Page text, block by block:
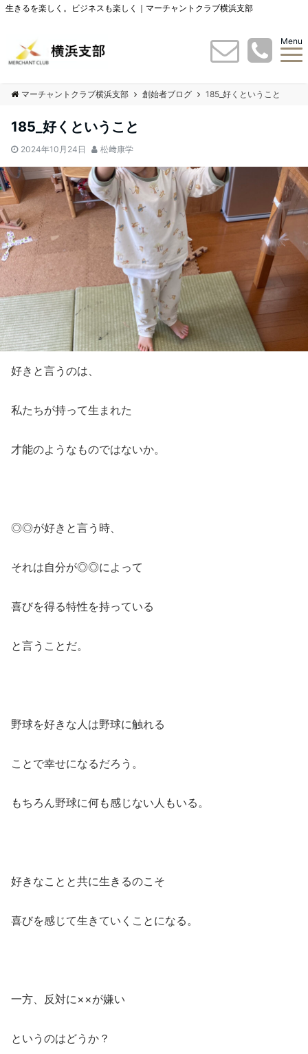
生きるを楽しく。ビジネスも楽しく｜マーチャントクラブ横浜支部
Menu
マーチャントクラブ横浜支部 創始者ブログ 185_好くということ
185_好くということ
2024年10月24日 松﨑康学
好きと言うのは、
私たちが持って生まれた
才能のようなものではないか。
◎◎が好きと言う時、
それは自分が◎◎によって
喜びを得る特性を持っている
と言うことだ。
野球を好きな人は野球に触れる
ことで幸せになるだろう。
もちろん野球に何も感じない人もいる。
好きなことと共に生きるのこそ
喜びを感じて生きていくことになる。
一方、反対に××が嫌い
というのはどうか？